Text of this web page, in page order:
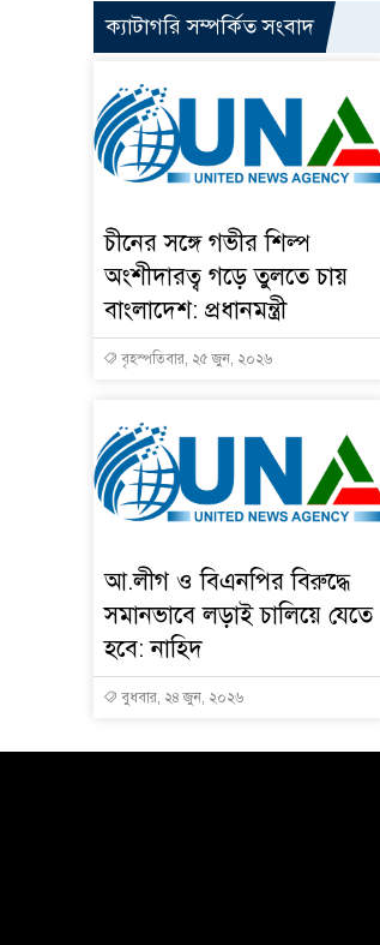
ক্যাটাগরি সম্পর্কিত সংবাদ
চীনের সঙ্গে গভীর শিল্প
অংশীদারত্ব গড়ে তুলতে চায়
বাংলাদেশ: প্রধানমন্ত্রী
বৃহস্পতিবার, ২৫ জুন, ২০২৬
আ.লীগ ও বিএনপির বিরুদ্ধে
সমানভাবে লড়াই চালিয়ে যেতে
হবে: নাহিদ
বুধবার, ২৪ জুন, ২০২৬